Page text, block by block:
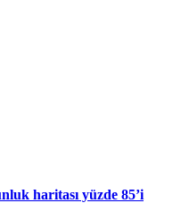
haritası yüzde 85’i